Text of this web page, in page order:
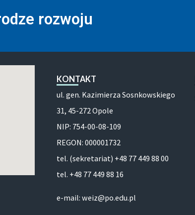
rozwoju
KONTAKT
ul. gen. Kazimierza Sosnkowskiego
31, 45-272 Opole
NIP: 754-00-08-109
REGON: 000001732
tel. (sekretariat) +48 77 449 88 00
tel. +48 77 449 88 16
e-mail: weiz@po.edu.pl